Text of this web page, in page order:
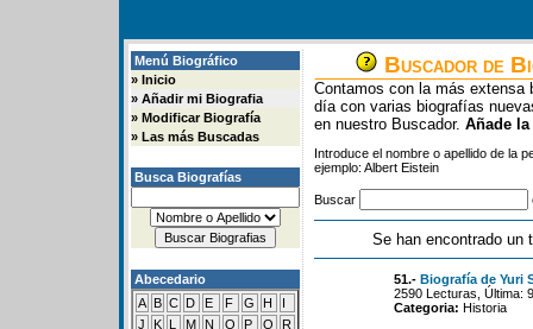
Menú Biográfico
» Inicio
» Añadir mi Biografia
» Modificar Biografía
» Las más Buscadas
Busca Biografías
Abecedario
A B C D E F G H
I
J
K L M N O P Q
R
Buscador de
Contamos con la más extensa
día con varias biografías
en nuestro Buscador. Añade
Introduce el nombre o apellido de la
ejemplo: Albert Eistein
Buscar
Se han encontrado un
51.- Biografía de Yuri
2590 Lecturas, Última:
Categoria: Historia